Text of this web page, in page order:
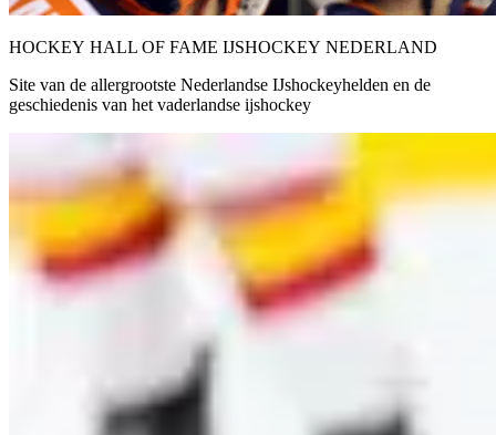
HOCKEY HALL OF FAME IJSHOCKEY NEDERLAND
Site van de allergrootste Nederlandse IJshockeyhelden en de
geschiedenis van het vaderlandse ijshockey